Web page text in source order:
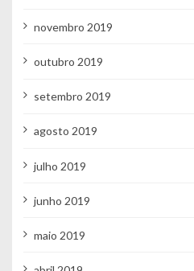
novembro 2019
outubro 2019
setembro 2019
agosto 2019
julho 2019
junho 2019
maio 2019